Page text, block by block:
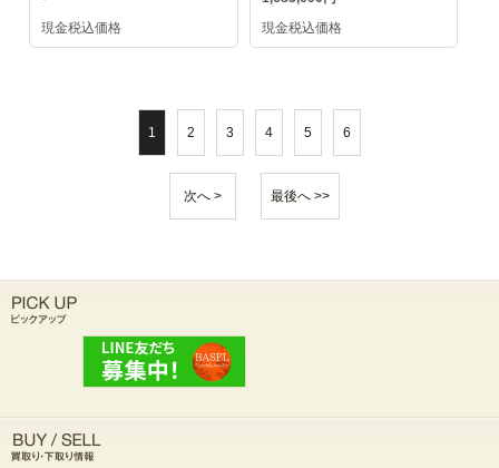
現金税込価格
現金税込価格
1 2 3 4 5 6
次へ > 最後へ >>